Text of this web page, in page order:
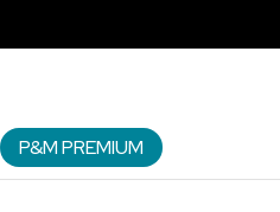
P&M PREMIUM